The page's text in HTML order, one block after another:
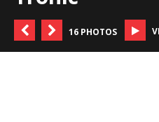
16 PHOTOS